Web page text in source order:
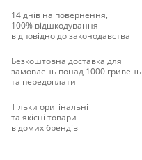
14 днів на повернення,
100% відшкодування
відповідно до законодавства
Безкоштовна доставка для
замовлень понад 1000 гривень
та передоплати
Тільки оригінальні
та якісні товари
відомих брендів